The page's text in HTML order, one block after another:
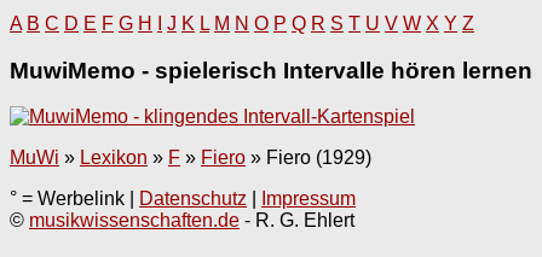
A B C D E F G H J K L M N O P Q R S T U V W X Y Z
MuwiMemo - spielerisch Intervalle hören lernen
MuWi » Lexikon » F » Fiero » Fiero (1929)
° = Werbelink |
Datenschutz
Impressum
© musikwissenschaften.de - R. G. Ehlert